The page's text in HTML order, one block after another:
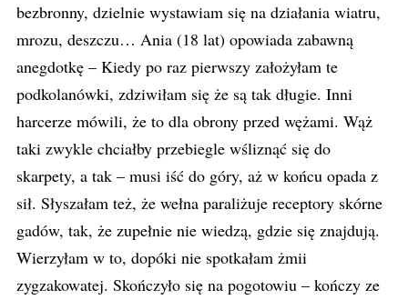
bezbronny, dzielnie wystawiam się na działania wiatru,
mrozu, deszczu… Ania (18 lat) opowiada zabawną
anegdotkę – Kiedy po raz pierwszy założyłam te
podkolanówki, zdziwiłam się że są tak długie. Inni
harcerze mówili, że to dla obrony przed wężami. Wąż
taki zwykle chciałby przebiegle wśliznąć się do
skarpety, a tak – musi iść do góry, aż w końcu opada z
sił. Słyszałam też, że wełna paraliżuje receptory skórne
gadów, tak, że zupełnie nie wiedzą, gdzie się znajdują.
Wierzyłam w to, dopóki nie spotkałam żmii
zygzakowatej. Skończyło się na pogotowiu – kończy ze